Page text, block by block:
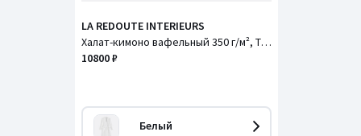
LA REDOUTE INTERIEURS
Халат-кимоно вафельный 350 г/м², Tifli / Тифли
10800 ₽
Белый